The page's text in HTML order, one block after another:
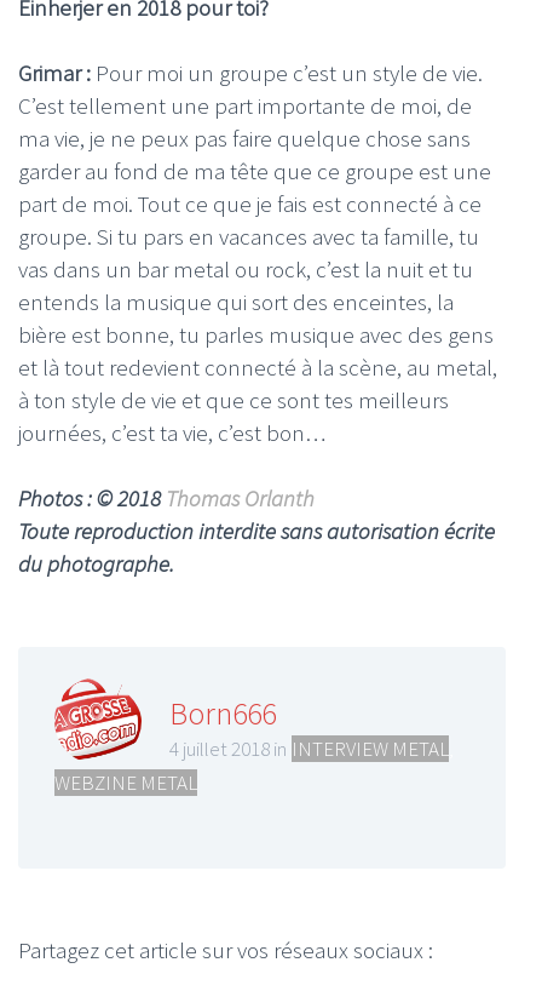
Einherjer en 2018 pour toi?
Grimar : Pour moi un groupe c’est un style de vie.
C’est tellement une part importante de moi, de
ma vie, je ne peux pas faire quelque chose sans
garder au fond de ma tête que ce groupe est une
part de moi. Tout ce que je fais est connecté à ce
groupe. Si tu pars en vacances avec ta famille, tu
vas dans un bar metal ou rock, c’est la nuit et tu
entends la musique qui sort des enceintes, la
bière est bonne, tu parles musique avec des gens
et là tout redevient connecté à la scène, au metal,
à ton style de vie et que ce sont tes meilleurs
journées, c’est ta vie, c’est bon…
Photos : © 2018 Thomas Orlanth
Toute reproduction interdite sans autorisation écrite
du photographe.
Born666
4 juillet 2018 in INTERVIEW METAL
WEBZINE METAL
Partagez cet article sur vos réseaux sociaux :